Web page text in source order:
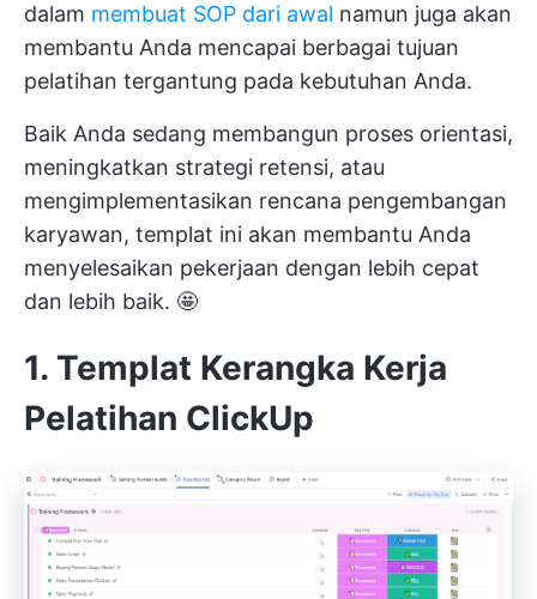
dalam membuat SOP dari awal namun juga akan
membantu Anda mencapai berbagai tujuan
pelatihan tergantung pada kebutuhan Anda.
Baik Anda sedang membangun proses orientasi,
meningkatkan strategi retensi, atau
mengimplementasikan rencana pengembangan
karyawan, templat ini akan membantu Anda
menyelesaikan pekerjaan dengan lebih cepat
dan lebih baik. 🤩
1. Templat Kerangka Kerja
Pelatihan ClickUp